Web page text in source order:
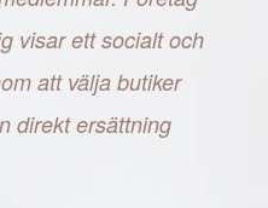
visar ett socialt och
att välja butiker
direkt ersättning